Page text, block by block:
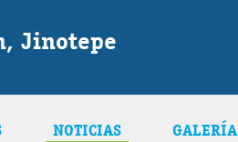
Jinotepe
NOTICIAS GALERÍA